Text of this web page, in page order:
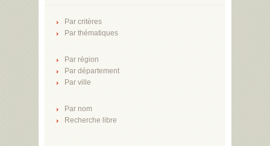
Par critères
Par thématiques
Par région
Par département
Par ville
Par nom
Recherche libre